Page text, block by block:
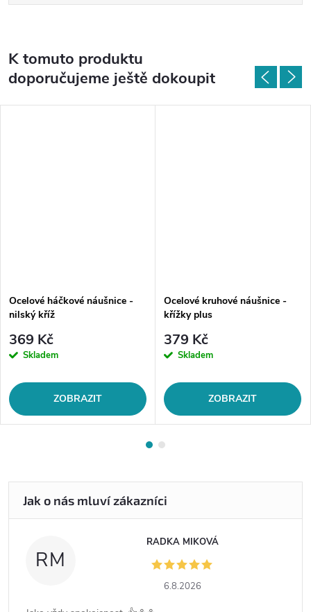
K tomuto produktu
doporučujeme ještě dokoupit
Ocelové háčkové náušnice -
nilský kříž
369 Kč
Skladem
ZOBRAZIT
Ocelové kruhové náušnice -
křížky plus
379 Kč
Skladem
ZOBRAZIT
RM
RADKA MIKOVÁ
6.8.2026